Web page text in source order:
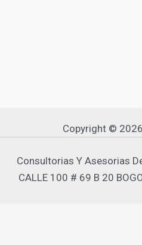
Copyright ©
Consultorias Y Asesorias
CALLE 100 # 69 B 20